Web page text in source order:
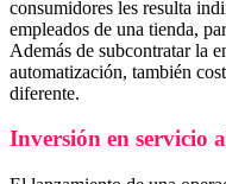
consumidores les resulta
empleados de una tienda,
Además de subcontratar la
automatización, también
diferente.
Inversión en servicio